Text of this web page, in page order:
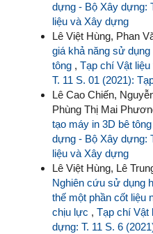
dựng - Bộ Xây dựng:
liệu và Xây dựng
Lê Việt Hùng, Phan
giá khả năng sử
tông , Tạp chí Vật
T. 11 S. 01 (2021):
Lê Cao Chiến,
Phùng Thị Mai
tạo máy in 3D bê tông
dựng - Bộ Xây dựng:
liệu và Xây dựng
Lê Việt Hùng, Lê
Nghiên cứu sử dụng
thế một phần cốt liệu
chịu lực , Tạp chí Vật
dựng: T. 11 S. 6